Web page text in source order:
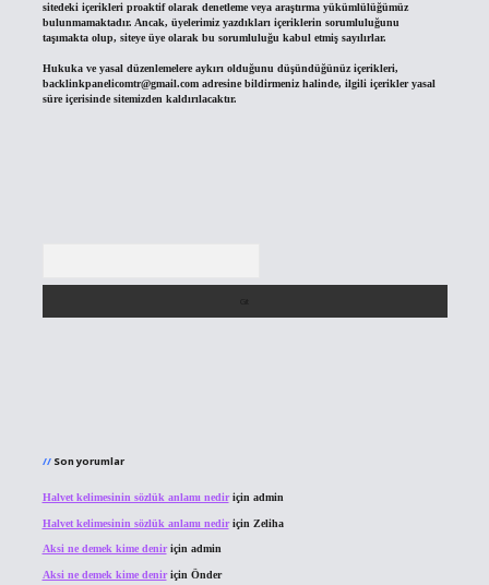
sitedeki içerikleri proaktif olarak denetleme veya araştırma yükümlülüğümüz
bulunmamaktadır. Ancak, üyelerimiz yazdıkları içeriklerin sorumluluğunu
taşımakta olup, siteye üye olarak bu sorumluluğu kabul etmiş sayılırlar.
Hukuka ve yasal düzenlemelere aykırı olduğunu düşündüğünüz içerikleri,
backlinkpanelicomtr@gmail.comadresine bildirmeniz halinde, ilgili içerikler yasal
süre içerisinde sitemizden kaldırılacaktır.
Son yorumlar
Halvet kelimesinin sözlük anlamı nediriçin admin
Halvet kelimesinin sözlük anlamı nediriçin Zeliha
Aksi ne demek kime deniriçin admin
Aksi ne demek kime deniriçin Önder